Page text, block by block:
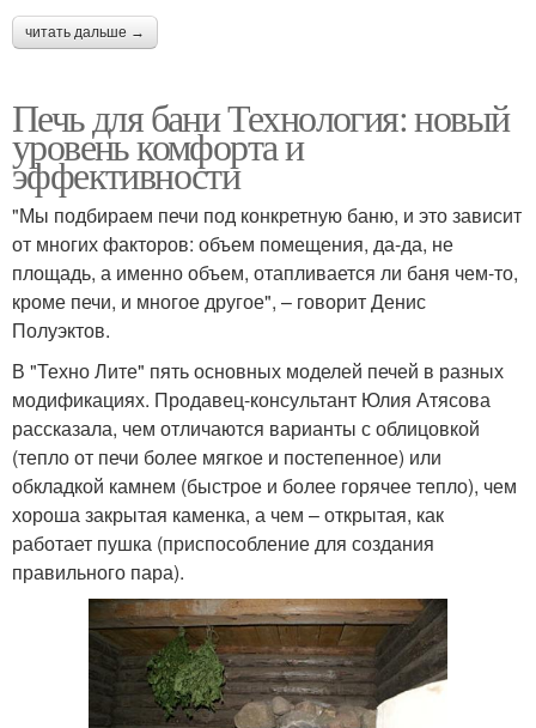
читать дальше →
Печь для бани Технология: новый
уровень комфорта и
эффективности
"Мы подбираем печи под конкретную баню, и это зависит
от многих факторов: объем помещения, да-да, не
площадь, а именно объем, отапливается ли баня чем-то,
кроме печи, и многое другое", – говорит Денис
Полуэктов.
В "Техно Лите" пять основных моделей печей в разных
модификациях. Продавец-консультант Юлия Атясова
рассказала, чем отличаются варианты с облицовкой
(тепло от печи более мягкое и постепенное) или
обкладкой камнем (быстрое и более горячее тепло), чем
хороша закрытая каменка, а чем – открытая, как
работает пушка (приспособление для создания
правильного пара).